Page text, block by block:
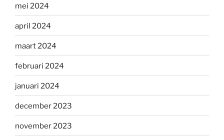
mei 2024
april 2024
maart 2024
februari 2024
januari 2024
december 2023
november 2023